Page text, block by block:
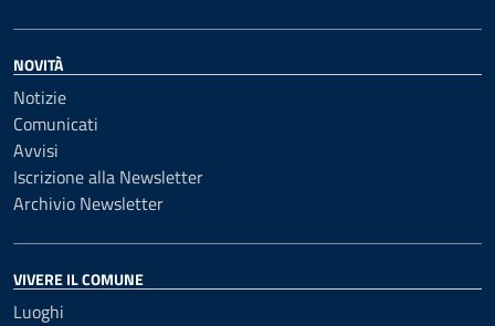
NOVITÀ
Notizie
Comunicati
Avvisi
Iscrizione alla Newsletter
Archivio Newsletter
VIVERE IL COMUNE
Luoghi